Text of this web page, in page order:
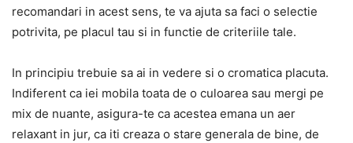
recomandari in acest sens, te va ajuta sa faci o selectie
potrivita, pe placul tau si in functie de criteriile tale.
In principiu trebuie sa ai in vedere si o cromatica placuta.
Indiferent ca iei mobila toata de o culoarea sau mergi pe
mix de nuante, asigura-te ca acestea emana un aer
relaxant in jur, ca iti creaza o stare generala de bine, de